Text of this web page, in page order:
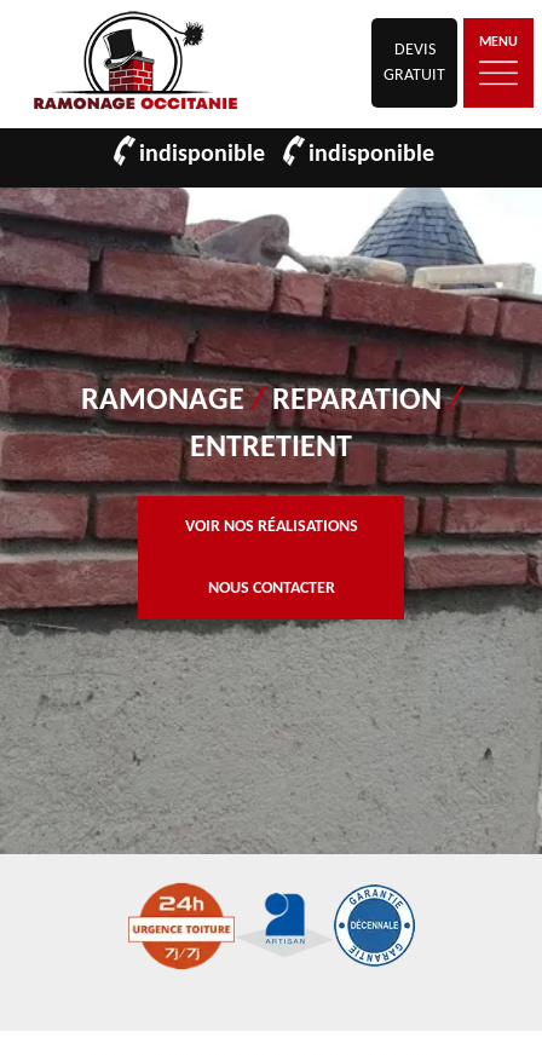
DEVIS
GRATUIT
MENU
indisponible indisponible
RAMONAGE/REPARATION/
ENTRETIENT
VOIR NOS RÉALISATIONS
NOUS CONTACTER